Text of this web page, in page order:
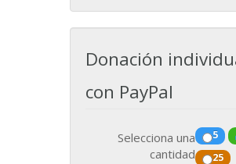
Donación
con PayPal
Selecciona una
cantidad
5
25